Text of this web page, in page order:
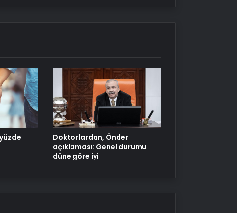
Savunma Sanayinde Güncel, Doğru
ve Teknik Haberler
Datahost İle Güvenilir Sunucu
Hizmetleri
Doktorlardan, Önder
açıklaması: Genel durumu
düne göre iyi